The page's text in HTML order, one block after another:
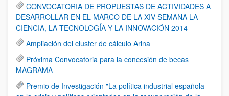
CONVOCATORIA DE PROPUESTAS DE ACTIVIDADES A
DESARROLLAR EN EL MARCO DE LA XIV SEMANA LA
CIENCIA, LA TECNOLOGÍA Y LA INNOVACIÓN 2014
Ampliación del cluster de cálculo Arina
Próxima Convocatoria para la concesión de becas
MAGRAMA
Premio de Investigación "La política industrial española